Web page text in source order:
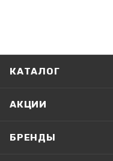
КАТАЛОГ
АКЦИИ
БРЕНДЫ